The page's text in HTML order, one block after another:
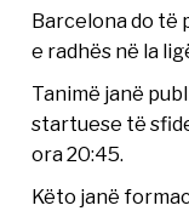
Barcelona do të
e radhës në la
Tanimë janë
startuese të
ora 20:45.
Këto janë